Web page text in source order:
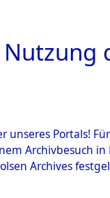
unseres Portals!
Archivbesuch
Archives